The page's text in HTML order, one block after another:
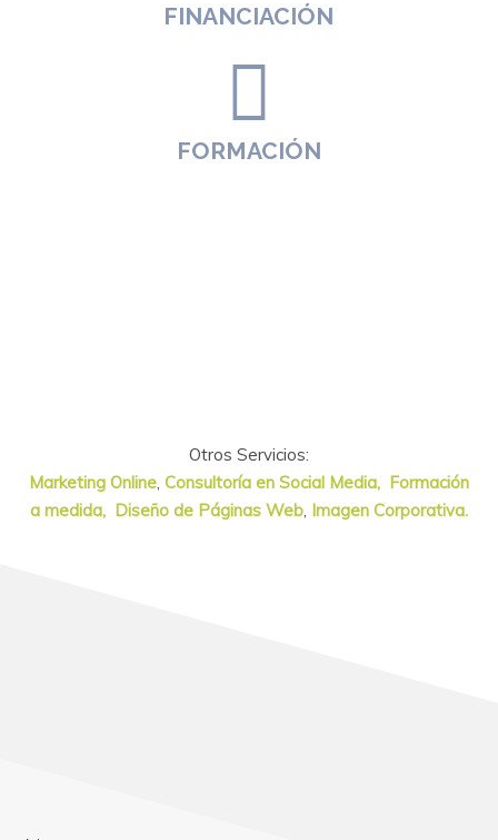
FINANCIACIÓN
FORMACIÓN
Otros Servicios:
Marketing Online, Consultoría en Social Media, Formación
a medida, Diseño de Páginas Web, Imagen Corporativa.